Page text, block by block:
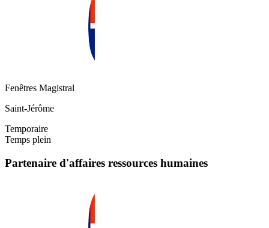
Fenêtres Magistral
Saint-Jérôme
Temporaire
Temps plein
Partenaire d'affaires ressources humaines